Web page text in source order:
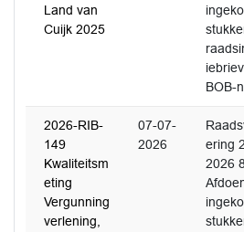
Land van
Cuijk 2025
BOB-
2026-RIB-
149
Kwaliteitsm
eting
Vergunning
verlening,
07-07-
2026
ering
2026 8.